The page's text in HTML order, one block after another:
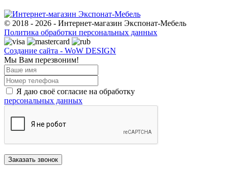
© 2018 - 2026 - Интернет-магазин Экспонат-Мебель
Политика обработки персональных данных
Создание сайта - WoW DESIGN
Мы Вам перезвоним!
Я даю своё согласие на обработку
персональных данных